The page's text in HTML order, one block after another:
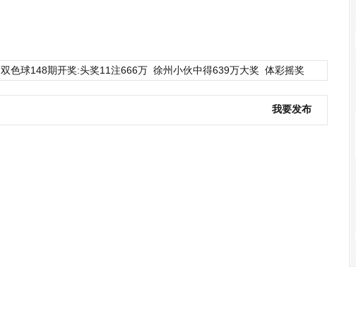
双色球148期开奖:头奖11注666万 徐州小伙中得639万大奖 体彩摇奖
我要发布